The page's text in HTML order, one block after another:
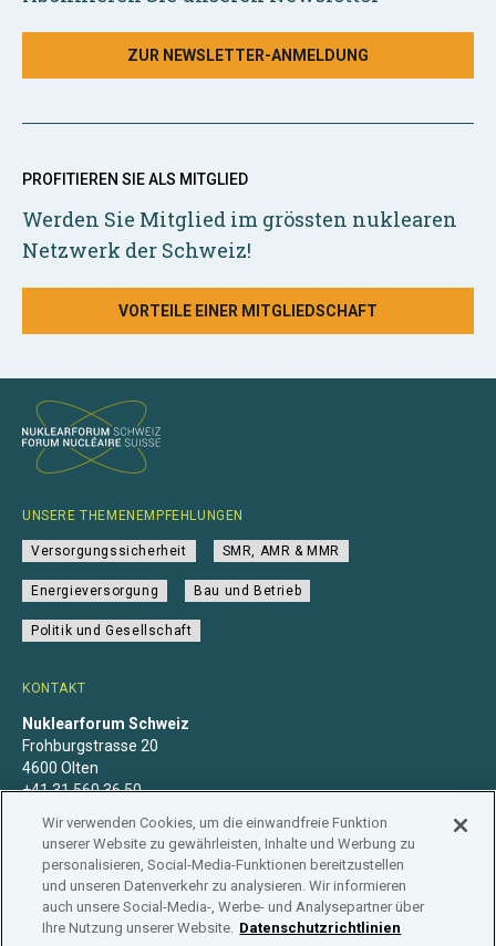
ZUR NEWSLETTER-ANMELDUNG
PROFITIEREN SIE ALS MITGLIED
Werden Sie Mitglied im grössten nuklearen
Netzwerk der Schweiz!
VORTEILE EINER MITGLIEDSCHAFT
KONTAKT
Nuklearforum Schweiz
Frohburgstrasse 20
4600 Olten
+41 31 560 36 50
info@nuklearforum.ch
UNSERE THEMENEMPFEHLUNGEN
Versorgungssicherheit SMR, AMR & MMR
Energieversorgung Bau und Betrieb
Politik und Gesellschaft
Datenschutzerklärung Impressum Mitgliedschaft
Wir verwenden Cookies, um die einwandfreie Funktion
unserer Website zu gewährleisten, Inhalte und Werbung zu
personalisieren, Social-Media-Funktionen bereitzustellen
und unseren Datenverkehr zu analysieren. Wir informieren
auch unsere Social-Media-, Werbe- und Analysepartner über
Ihre Nutzung unserer Website. Datenschutzrichtlinien